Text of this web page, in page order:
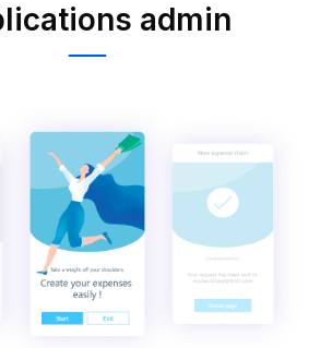
admin